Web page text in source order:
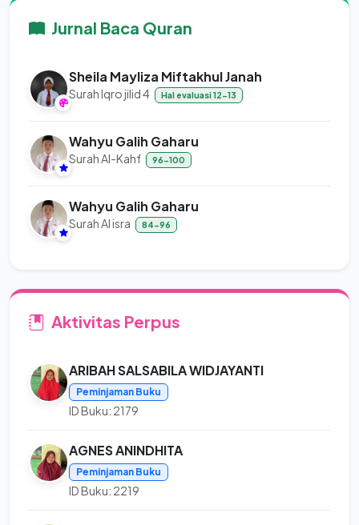
Jurnal Baca Quran
Sheila Mayliza Miftakhul Janah
Surah Iqro jilid 4 Hal evaluasi 12-13
Wahyu Galih Gaharu
Surah Al-Kahf 96-100
Wahyu Galih Gaharu
Surah Al isra 84-96
Aktivitas Perpus
ARIBAH SALSABILA WIDJAYANTI
Peminjaman Buku
ID Buku: 2179
AGNES ANINDHITA
Peminjaman Buku
ID Buku: 2219